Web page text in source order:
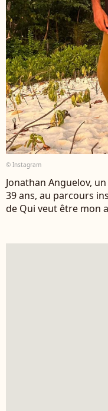
© Instagram
Jonathan Anguelov,
39 ans, au parcours
de Qui veut être mon